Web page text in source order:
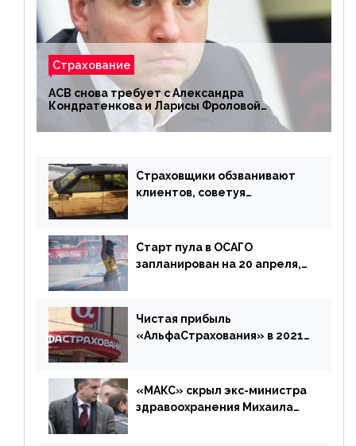
Страхование
АСВ снова требует с Александра
Кондратенкова и Ларисы Фроловой
возмещения убытков на 1,5 млрд р.
Страховщики обзванивают
клиентов, советуя
Старт пула в ОСАГО
запланирован на 20 апреля,
дублировать [дополнено]
Чистая прибыль
«АльфаСтрахования» в 2021
«МАКС» скрыл экс-министра
здравоохранения Михаила